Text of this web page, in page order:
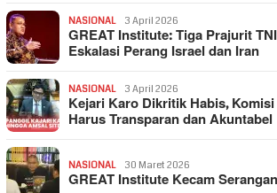
NASIONAL 3 April 2026
GREAT Institute: Tiga Prajurit
Eskalasi Perang Israel dan Iran
NASIONAL 3 April 2026
Kejari Karo Dikritik Habis,
Harus Transparan dan Akuntabel
NASIONAL 30 Maret 2026
GREAT Institute Kecam